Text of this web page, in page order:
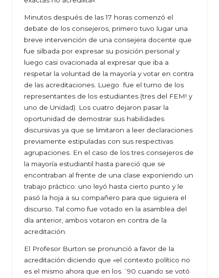
Minutos después de las 17 horas comenzó el
debate de los consejeros, primero tuvo lugar una
breve intervención de una consejera docente que
fue silbada por expresar su posición personal y
luego casi ovacionada al expresar que iba a
respetar la voluntad de la mayoría y votar en contra
de las acreditaciones. Luego fue el turno de los
representantes de los estudiantes (tres del FEM! y
uno de Unidad). Los cuatro dejaron pasar la
oportunidad de demostrar sus habilidades
discursivas ya que se limitaron a leer declaraciones
previamente estipuladas con sus respectivas
agrupaciones. En el caso de los tres consejeros de
la mayoría estudiantil hasta pareció que se
encontraban al frente de una clase exponiendo un
trabajo práctico: uno leyó hasta cierto punto y le
pasó la hoja a su compañero para que siguiera el
discurso. Tal como fue votado en la asamblea del
día anterior, ambos votaron en contra de la
acreditación.
El Profesor Burton se pronunció a favor de la
acreditación diciendo que «el contexto político no
es el mismo ahora que en los ´90 cuando se votó